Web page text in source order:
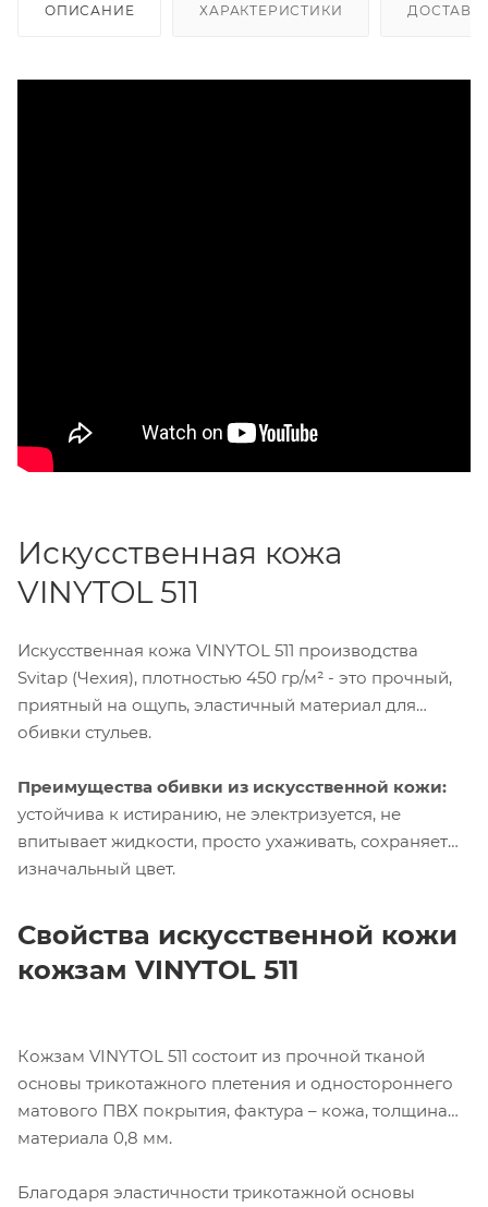
ОПИСАНИЕ ХАРАКТЕРИСТИКИ
Искусственная кожа
VINYTOL 511
Искусственная кожа VINYTOL 511 производства
Svitap (Чехия), плотностью 450 гр/м² - это прочный,
приятный на ощупь, эластичный материал для
обивки стульев.
Преимущества обивки из искусственной кожи:
устойчива к истиранию, не электризуется, не
впитывает жидкости, просто ухаживать, сохраняет
изначальный цвет.
Свойства искусственной кожи
кожзам VINYTOL 511
Кожзам VINYTOL 511 состоит из прочной тканой
основы трикотажного плетения и одностороннего
матового ПВХ покрытия, фактура – кожа, толщина
материала 0,8 мм.
Благодаря эластичности трикотажной основы
Компания «Торговый Дом Технический